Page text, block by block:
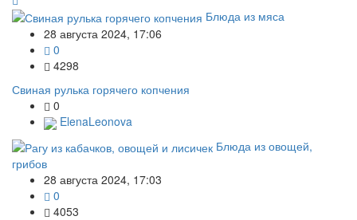
Блюда из мяса
28 августа 2024, 17:06
0
4298
Свиная рулька горячего копчения
0
ElenaLeonova
Блюда из овощей,
грибов
28 августа 2024, 17:03
0
4053